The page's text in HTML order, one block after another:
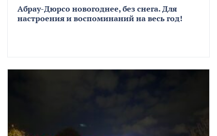
Абрау-Дюрсо новогоднее, без снега. Для
настроения и воспоминаний на весь год!